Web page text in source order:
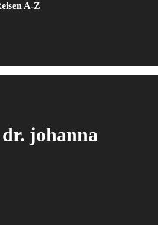
A-Z
dr. johanna